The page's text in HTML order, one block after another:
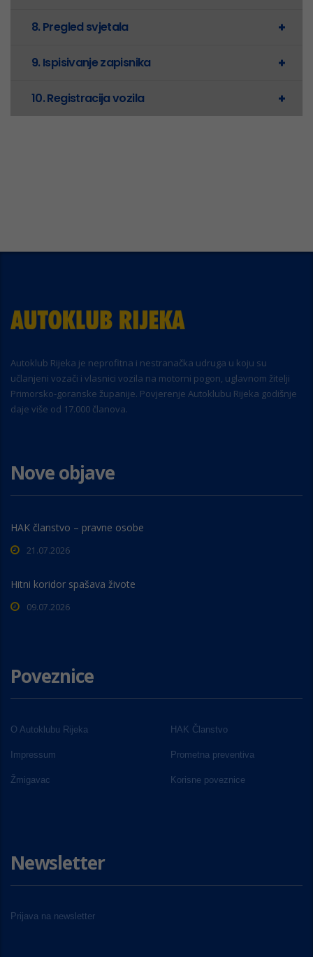
8. Pregled svjetala
9. Ispisivanje zapisnika
10. Registracija vozila
Autoklub Rijeka je neprofitna i nestranačka udruga u koju su
učlanjeni vozači i vlasnici vozila na motorni pogon, uglavnom žitelji
Primorsko-goranske županije. Povjerenje Autoklubu Rijeka godišnje
daje više od 17.000 članova.
Nove objave
HAK članstvo – pravne osobe
21.07.2026
Hitni koridor spašava živote
09.07.2026
Poveznice
O Autoklubu Rijeka HAK Članstvo
Impressum Prometna preventiva
Žmigavac Korisne poveznice
Newsletter
Prijava na newsletter